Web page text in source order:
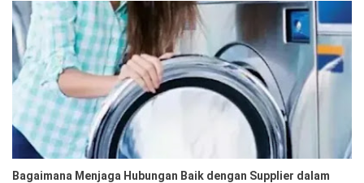
Bagaimana Menjaga Hubungan Baik dengan Supplier dalam